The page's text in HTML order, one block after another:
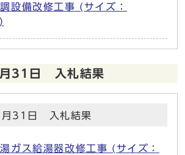
設備改修工事 (サイズ：
31日 入札結果
31日 入札結果
ガス給湯器改修工事 (サイズ：